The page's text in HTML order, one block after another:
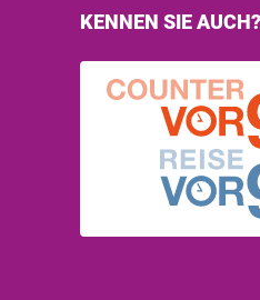
KENNEN SIE AUCH?